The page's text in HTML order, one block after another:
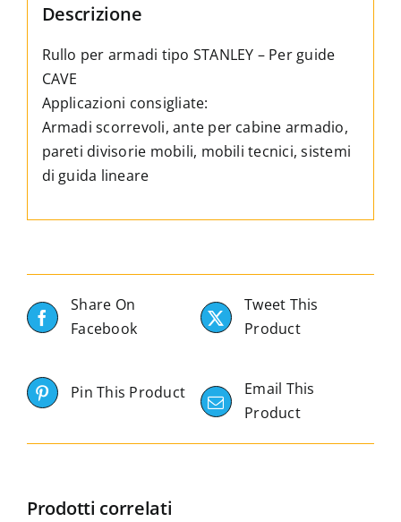
Descrizione
Rullo per armadi tipo STANLEY – Per guide
CAVE
Applicazioni consigliate:
Armadi scorrevoli, ante per cabine armadio,
pareti divisorie mobili, mobili tecnici, sistemi
di guida lineare
Share On
Facebook
Tweet This
Product
Pin This Product
Email This
Product
Prodotti correlati